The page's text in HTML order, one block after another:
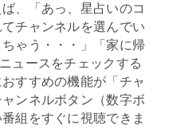
、「あっ、星占いのコ
チャンネルを選んでい
ゃう・・・」「家に帰
ュースをチェックする
すすめの機能が「チャ
ンネルボタン（数字ボ
組をすぐに視聴できま